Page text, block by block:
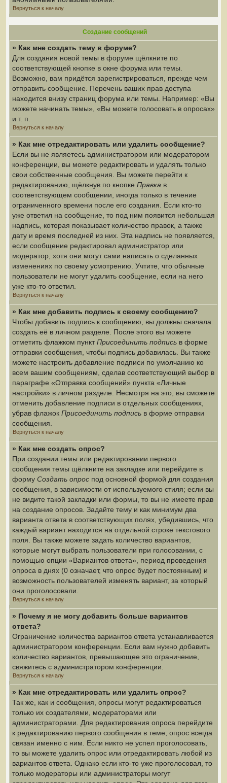
Вернуться к началу
Создание сообщений
» Как мне создать тему в форуме?
Для создания новой темы в форуме щёлкните по
соответствующей кнопке в окне форума или темы.
Возможно, вам придётся зарегистрироваться, прежде чем
отправить сообщение. Перечень ваших прав доступа
находится внизу страниц форума или темы. Например: «Вы
можете начинать темы», «Вы можете голосовать в опросах»
и т. п.
Вернуться к началу
» Как мне отредактировать или удалить сообщение?
Если вы не являетесь администратором или модератором
конференции, вы можете редактировать и удалять только
свои собственные сообщения. Вы можете перейти к
редактированию, щёлкнув по кнопке Правка в
соответствующем сообщении, иногда только в течение
ограниченного времени после его создания. Если кто-то
уже ответил на сообщение, то под ним появится небольшая
надпись, которая показывает количество правок, а также
дату и время последней из них. Эта надпись не появляется,
если сообщение редактировал администратор или
модератор, хотя они могут сами написать о сделанных
изменениях по своему усмотрению. Учтите, что обычные
пользователи не могут удалить сообщение, если на него
уже кто-то ответил.
Вернуться к началу
» Как мне добавить подпись к своему сообщению?
Чтобы добавить подпись к сообщению, вы должны сначала
создать её в личном разделе. После этого вы можете
отметить флажком пунктПрисоединить подпись в форме
отправки сообщения, чтобы подпись добавилась. Вы также
можете настроить добавление подписи по умолчанию ко
всем вашим сообщениям, сделав соответствующий выбор в
параграфе «Отправка сообщений» пункта «Личные
настройки» в личном разделе. Несмотря на это, вы сможете
отменить добавление подписи в отдельных сообщениях,
убрав флажок Присоединить подпись в форме отправки
сообщения.
Вернуться к началу
» Как мне создать опрос?
При создании темы или редактировании первого
сообщения темы щёлкните на закладке или перейдите в
форму Создать опрос под основной формой для создания
сообщения, в зависимости от используемого стиля; если вы
не видите такой закладки или формы, то вы не имеете прав
на создание опросов. Задайте тему и как минимум два
варианта ответа в соответствующих полях, убедившись, что
каждый вариант находится на отдельной строке текстового
поля. Вы также можете задать количество вариантов,
которые могут выбрать пользователи при голосовании, с
помощью опции «Вариантов ответа», период проведения
опроса в днях (0 означает, что опрос будет постоянным) и
возможность пользователей изменять вариант, за который
они проголосовали.
Вернуться к началу
» Почему я не могу добавить больше вариантов
ответа?
Ограничение количества вариантов ответа устанавливается
администратором конференции. Если вам нужно добавить
количество вариантов, превышающее это ограничение,
свяжитесь с администратором конференции.
Вернуться к началу
» Как мне отредактировать или удалить опрос?
Так же, как и сообщения, опросы могут редактироваться
только их создателями, модераторами или
администраторами. Для редактирования опроса перейдите
к редактированию первого сообщения в теме; опрос всегда
связан именно с ним. Если никто не успел проголосовать,
то вы можете удалить опрос или отредактировать любой из
вариантов ответа. Однако если кто-то уже проголосовал, то
только модераторы или администраторы могут